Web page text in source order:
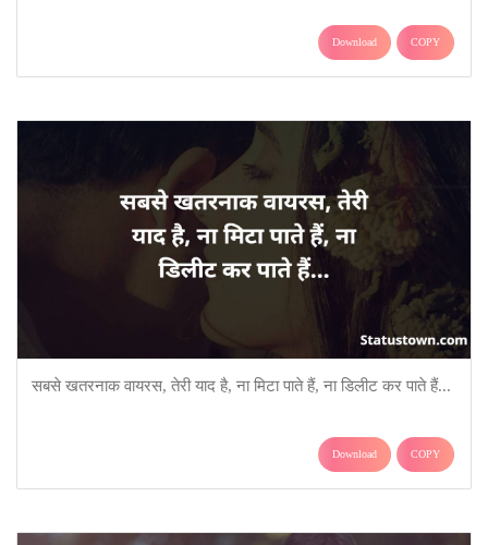
Download COPY
सबसे खतरनाक वायरस, तेरी याद है, ना मिटा पाते हैं, ना डिलीट कर पाते हैं...
Download COPY